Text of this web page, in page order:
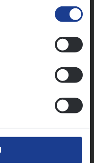
én droge
games én op het